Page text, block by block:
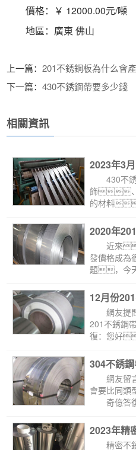
價格：￥ 12000.00元/噸
地區：廣東 佛山
上一篇：201不銹鋼板為什么會
下一篇：430不銹鋼帶要多少錢
相關資訊
2023年3
430不銹
飾、
的材料
化，今天
2020年
近來
發價格成為
題，今
12月份
網友提問
201不銹
復：您好
304不銹
網友留言
會要比同類
奇億答
2023年精
精密不銹